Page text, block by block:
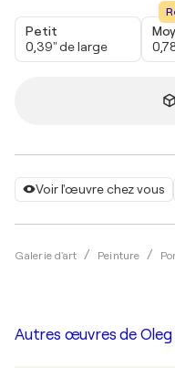
Voir l'œuvre chez vous
Galerie d'art Peinture
Petit
0,39" de large
Autres œuvres de Oleg